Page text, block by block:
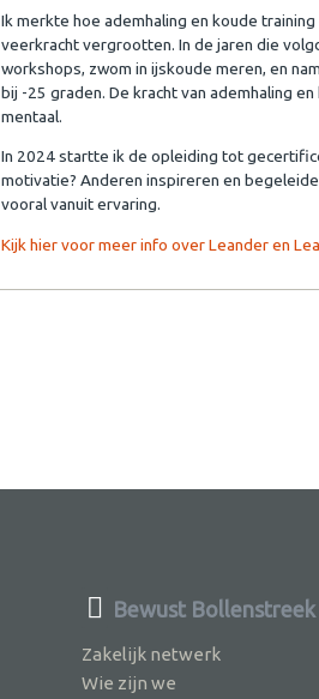
Ik merkte hoe ademhaling en koude
veerkracht vergrootten. In de jaren die
workshops, zwom in ijskoude meren, en
bij -25 graden. De kracht van ademhaling
mentaal.
In 2024 startte ik de opleiding tot
motivatie? Anderen inspireren en
vooral vanuit ervaring.
Kijk hier voor meer info over Leander en
Bewust Bollenstreek
Zakelijk netwerk
Wie zijn we